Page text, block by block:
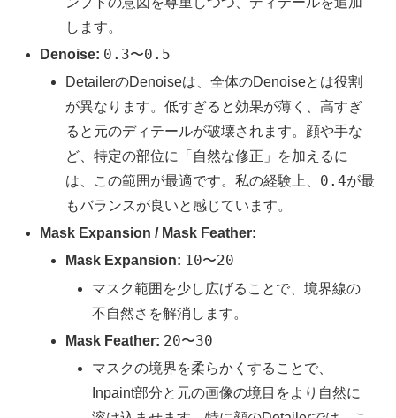
します。
Denoise: 0.3〜0.5
DetailerのDenoiseは、全体のDenoiseとは役割
が異なります。低すぎると効果が薄く、高すぎ
ると元のディテールが破壊されます。顔や手な
ど、特定の部位に「自然な修正」を加えるに
は、この範囲が最適です。私の経験上、 0.4が最
もバランスが良いと感じています。
Mask Expansion / Mask Feather:
Mask Expansion: 10〜20
マスク範囲を少し広げることで、境界線の
不自然さを解消します。
Mask Feather: 20〜30
マスクの境界を柔らかくすることで、
Inpaint部分と元の画像の境目をより自然に